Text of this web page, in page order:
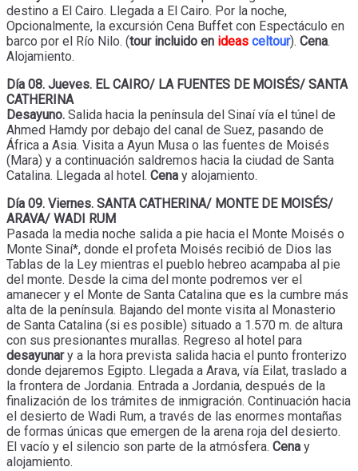
destino a El Cairo. Llegada a El Cairo. Por la noche,
Opcionalmente, la excursión Cena Buffet con Espectáculo en
barco por el Río Nilo. (tour incluido en ideas celtour). Cena.
Alojamiento.
Día 08. Jueves. EL CAIRO/ LA FUENTES DE MOISÉS/ SANTA
CATHERINA
Desayuno. Salida hacia la península del Sinaí vía el túnel de
Ahmed Hamdy por debajo del canal de Suez, pasando de
África a Asia. Visita a Ayun Musa o las fuentes de Moisés
(Mara) y a continuación saldremos hacia la ciudad de Santa
Catalina. Llegada al hotel. Cena y alojamiento.
Día 09. Viernes. SANTA CATHERINA/ MONTE DE MOISÉS/
ARAVA/ WADI RUM
Pasada la media noche salida a pie hacia el Monte Moisés o
Monte Sinaí*, donde el profeta Moisés recibió de Dios las
Tablas de la Ley mientras el pueblo hebreo acampaba al pie
del monte. Desde la cima del monte podremos ver el
amanecer y el Monte de Santa Catalina que es la cumbre más
alta de la península. Bajando del monte visita al Monasterio
de Santa Catalina (si es posible) situado a 1.570 m. de altura
con sus presionantes murallas. Regreso al hotel para
desayunary a la hora prevista salida hacia el punto fronterizo
donde dejaremos Egipto. Llegada a Arava, vía Eilat, traslado a
la frontera de Jordania. Entrada a Jordania, después de la
finalización de los trámites de inmigración. Continuación hacia
el desierto de Wadi Rum, a través de las enormes montañas
de formas únicas que emergen de la arena roja del desierto.
El vacío y el silencio son parte de la atmósfera. Cena y
alojamiento.